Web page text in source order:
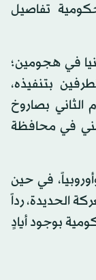
تفاصيل
عسكريا يمنيا في هجومين؛
بتنفيذه،
الثاني بصاروخ
في محافظة
في حين
الحديدة، رداً
بوجود أيادٍ